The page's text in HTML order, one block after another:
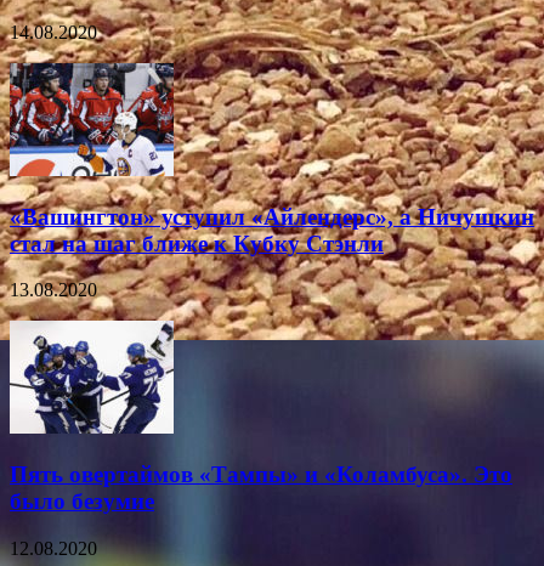
14.08.2020
«Вашингтон» уступил «Айлендерс», а Ничушкин
стал на шаг ближе к Кубку Стэнли
13.08.2020
Пять овертаймов «Тампы» и «Коламбуса». Это
было безумие
12.08.2020